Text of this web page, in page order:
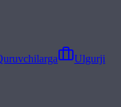
Ulgurji